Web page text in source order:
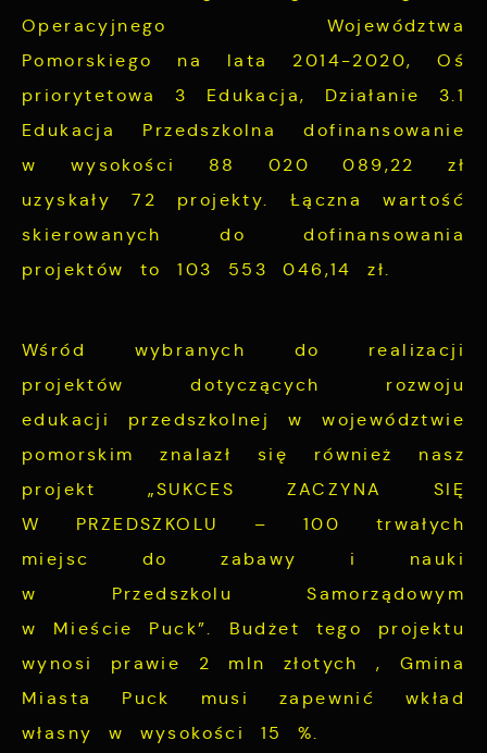
Operacyjnego Województwa
Pomorskiego na lata 2014-2020, Oś
priorytetowa 3 Edukacja, Działanie 3.1
Edukacja Przedszkolna dofinansowanie
w wysokości 88 020 089,22 zł
uzyskały 72 projekty. Łączna wartość
skierowanych do dofinansowania
projektów to 103 553 046,14 zł.
Wśród wybranych do realizacji
projektów dotyczących rozwoju
edukacji przedszkolnej w województwie
pomorskim znalazł się również nasz
projekt „SUKCES ZACZYNA SIĘ
W PRZEDSZKOLU – 100 trwałych
miejsc do zabawy i nauki
w Przedszkolu Samorządowym
w Mieście Puck”. Budżet tego projektu
wynosi prawie 2 mln złotych , Gmina
Miasta Puck musi zapewnić wkład
własny w wysokości 15 %.
funkcjonalności.
Twoich zwyczajów dotyczących przeglądanej
witryny internetowej. Treści promocyjne
mogą pojawić się na stronach podmiotów
trzecich lub firm będących naszymi
Firmy te działają w charakterze
pośredników prezentujących nasze treści w
postaci wiadomości, ofert, komunikatów
mediów społecznościowych.